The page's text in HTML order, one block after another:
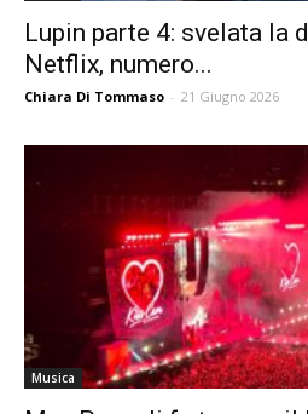
Lupin parte 4: svelata la
Netflix, numero...
Chiara Di Tommaso - 21 Giugno 2026
Musica